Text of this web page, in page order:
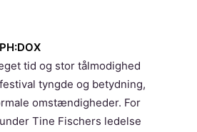
tid og stor tålmodighed
tyngde og betydning,
omstændigheder. For
Tine Fischers ledelse